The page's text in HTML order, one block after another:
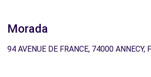
Morada
94 AVENUE DE FRANCE, 74000 ANNECY,